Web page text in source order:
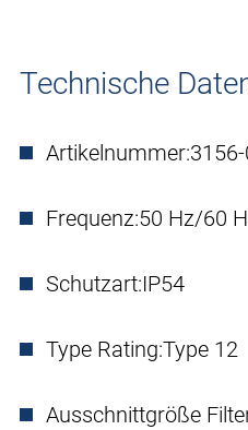
Technische
Artikelnummer:
Frequenz:50 Hz/60
Schutzart:IP54
Type Rating:Type 12
Ausschnittgröße